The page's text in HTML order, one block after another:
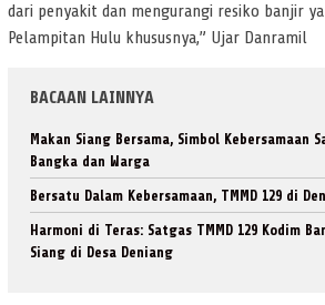
dari penyakit dan mengurangi resiko banjir
Pelampitan Hulu khususnya,” Ujar Danramil
BACAAN LAINNYA
Makan Siang Bersama, Simbol Kebersamaan
Bangka dan Warga
Bersatu Dalam Kebersamaan, TMMD 129 di
Harmoni di Teras: Satgas TMMD 129 Kodim
Siang di Desa Deniang